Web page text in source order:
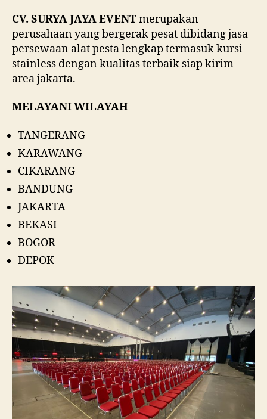
Jakarta
CV. SURYA JAYA EVENTmerupakan
perusahaan yang bergerak pesat dibidang jasa
persewaan alat pesta lengkap termasuk kursi
stainless dengan kualitas terbaik siap kirim
area jakarta.
MELAYANI WILAYAH
TANGERANG
KARAWANG
CIKARANG
BANDUNG
JAKARTA
BEKASI
BOGOR
DEPOK